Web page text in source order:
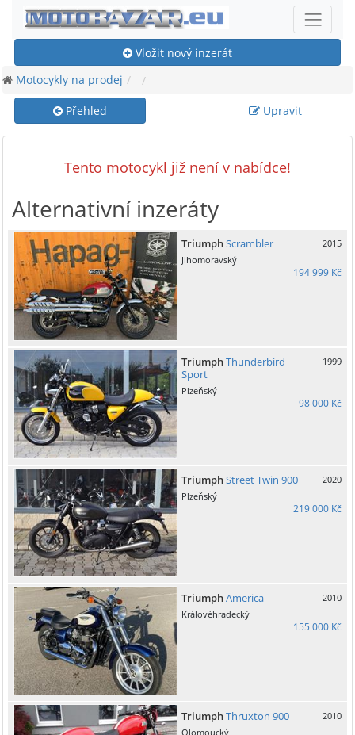
Vložit nový inzerát
Motocykly na prodej
Přehled Upravit
Tento motocykl již není v nabídce!
Alternativní inzeráty
TriumphScrambler
2015
Jihomoravský
194 999 Kč
TriumphThunderbird
Sport
1999
Plzeňský
98 000 Kč
TriumphStreet Twin 900
2020
Plzeňský
219 000 Kč
TriumphAmerica
2010
Královéhradecký
155 000 Kč
TriumphThruxton 900
2010
Olomoucký